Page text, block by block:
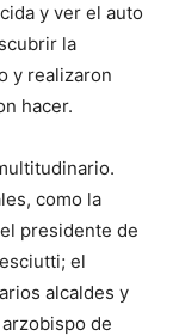
y ver el auto
la
y realizaron
hacer.
como la
presidente de
el
alcaldes y
de